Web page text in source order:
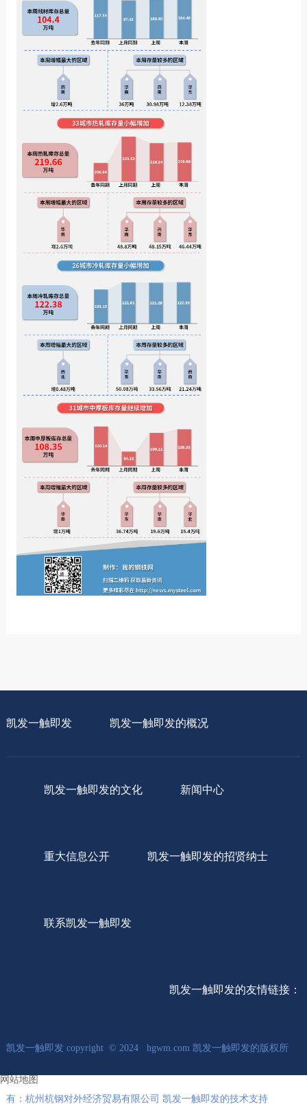
凯发一触即发 凯发一触即发的概况
凯发一触即发的文化 新闻中心
重大信息公开 凯发一触即发的招贤纳士
联系凯发一触即发
凯发一触即发的友情链接：
凯发一触即发 copyright © 2024 hgwm.com 凯发一触即发的版权所
有：杭州杭钢对外经济贸易有限公司 凯发一触即发的技术支持
网站地图